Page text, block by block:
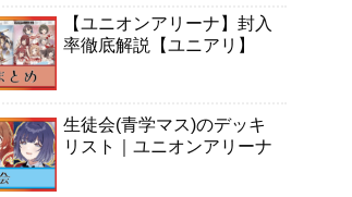
【ユニオンアリーナ】封入
率徹底解説【ユニアリ】
生徒会(青学マス)のデッキ
リスト｜ユニオンアリーナ